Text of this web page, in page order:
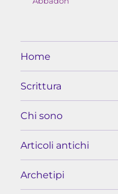
Home
Scrittura
Chi sono
Articoli antichi
Archetipi